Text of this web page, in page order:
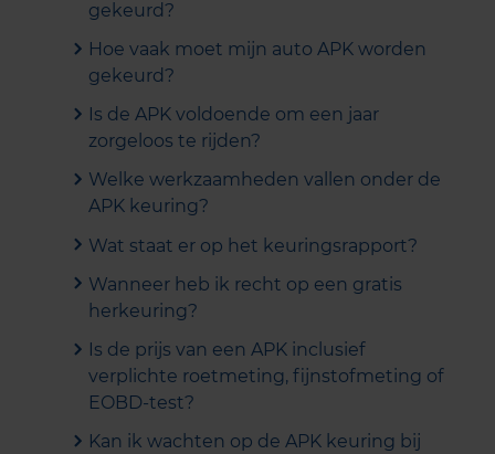
gekeurd?
Hoe vaak moet mijn auto APK worden
gekeurd?
Is de APK voldoende om een jaar
zorgeloos te rijden?
Welke werkzaamheden vallen onder de
APK keuring?
Wat staat er op het keuringsrapport?
Wanneer heb ik recht op een gratis
herkeuring?
Is de prijs van een APK inclusief
verplichte roetmeting, fijnstofmeting of
EOBD-test?
Kan ik wachten op de APK keuring bij